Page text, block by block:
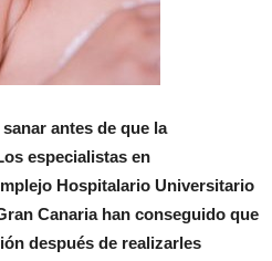
antes de que la
especialistas en
Hospitalario Universitario
Canaria han conseguido que
después de realizarles